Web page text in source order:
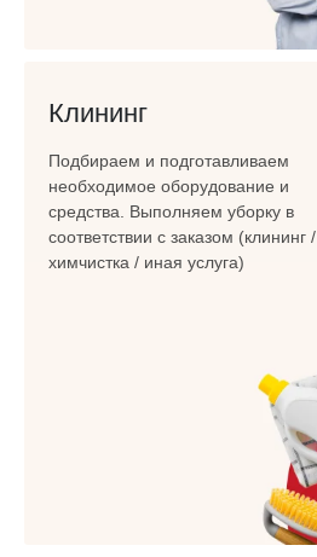
Клининг
Подбираем и подготавливаем
необходимое оборудование и
средства. Выполняем уборку в
соответствии с заказом (клининг /
химчистка / иная услуга)